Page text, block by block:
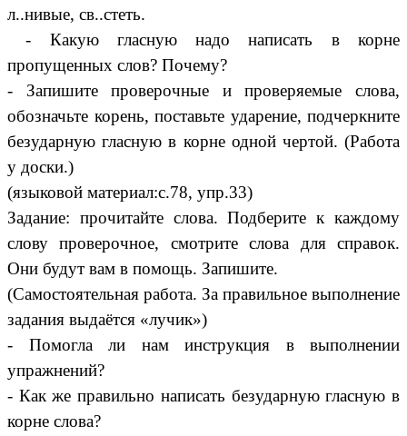
л..нивые, св..стеть.
- Какую гласную надо написать в корне
пропущенных слов? Почему?
- Запишите проверочные и проверяемые слова,
обозначьте корень, поставьте ударение, подчеркните
безударную гласную в корне одной чертой. (Работа
у доски.)
(языковой материал:с.78, упр.33)
Задание: прочитайте слова. Подберите к каждому
слову проверочное, смотрите слова для справок.
Они будут вам в помощь. Запишите.
(Самостоятельная работа. За правильное выполнение
задания выдаётся «лучик»)
- Помогла ли нам инструкция в выполнении
упражнений?
- Как же правильно написать безударную гласную в
корне слова?